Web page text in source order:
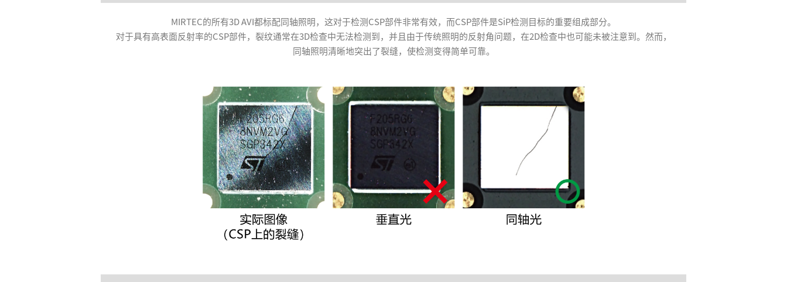
MIRTEC的所有3D AVI都标配同轴照明，这对于检测CSP部件非常有效，而CSP部件是SiP检测目标的重要组成部分。
对于具有高表面反射率的CSP部件，裂纹通常在3D检查中无法检测到，并且由于传统照明的反射角问题，在2D检查中也可能未被注意到。然而，
同轴照明清晰地突出了裂缝，使检测变得简单可靠。